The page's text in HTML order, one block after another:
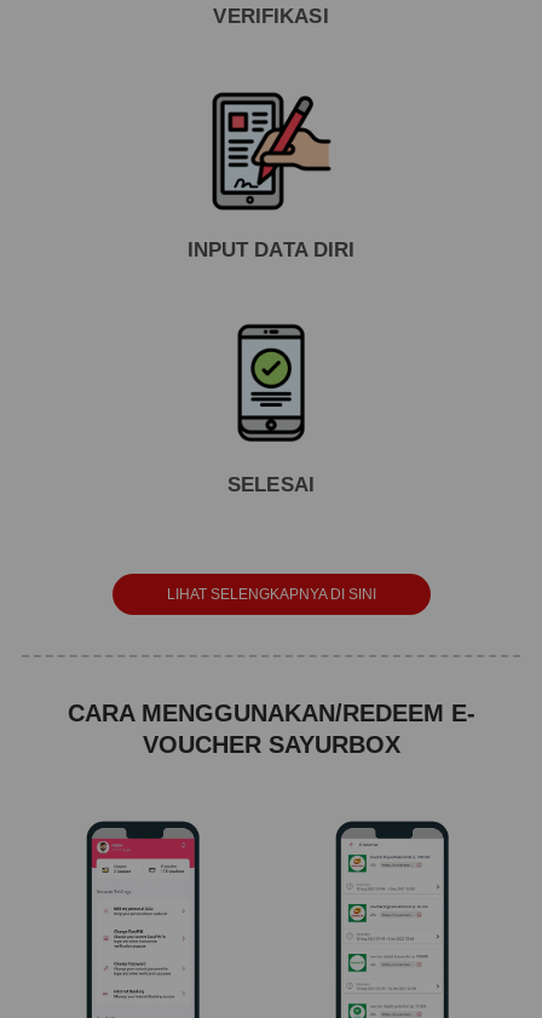
VERIFIKASI
INPUT DATA DIRI
SELESAI
LIHAT SELENGKAPNYA DI SINI
CARA MENGGUNAKAN/REDEEM E-
VOUCHER SAYURBOX